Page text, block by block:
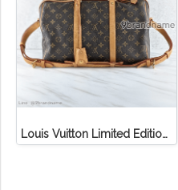
Louis Vuitton Limited Edition Monogram Canvas Sofia Coppola SC Bag